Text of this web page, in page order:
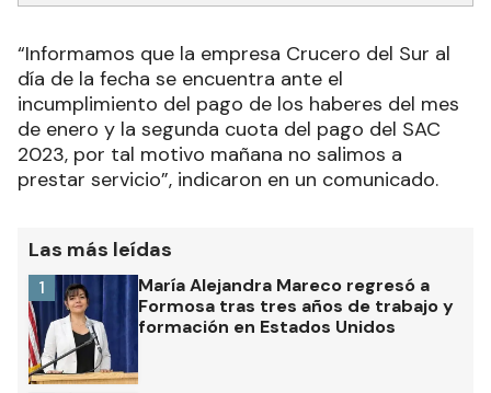
“Informamos que la empresa Crucero del Sur al
día de la fecha se encuentra ante el
incumplimiento del pago de los haberes del mes
de enero y la segunda cuota del pago del SAC
2023, por tal motivo mañana no salimos a
prestar servicio”, indicaron en un comunicado.
Las más leídas
María Alejandra Mareco regresó a
Formosa tras tres años de trabajo y
formación en Estados Unidos
1